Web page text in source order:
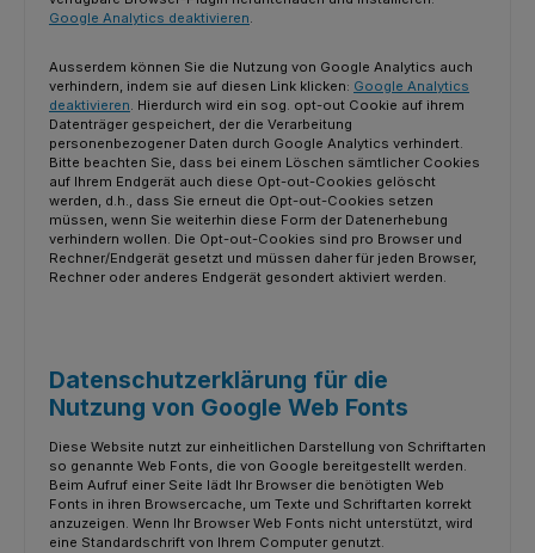
Google Analytics deaktivieren
Ausserdem können Sie die Nutzung von Google Analytics auch
verhindern, indem sie auf diesen Link klicken: Google Analytics
deaktivieren. Hierdurch wird ein sog. opt-out Cookie auf ihrem
Datenträger gespeichert, der die Verarbeitung
personenbezogener Daten durch Google Analytics verhindert.
Bitte beachten Sie, dass bei einem Löschen sämtlicher Cookies
auf Ihrem Endgerät auch diese Opt-out-Cookies gelöscht
werden, d.h., dass Sie erneut die Opt-out-Cookies setzen
müssen, wenn Sie weiterhin diese Form der Datenerhebung
verhindern wollen. Die Opt-out-Cookies sind pro Browser und
Rechner/Endgerät gesetzt und müssen daher für jeden Browser,
Rechner oder anderes Endgerät gesondert aktiviert werden.
Datenschutzerklärung für die
Nutzung von Google Web Fonts
Diese Website nutzt zur einheitlichen Darstellung von Schriftarten
so genannte Web Fonts, die von Google bereitgestellt werden.
Beim Aufruf einer Seite lädt Ihr Browser die benötigten Web
Fonts in ihren Browsercache, um Texte und Schriftarten korrekt
anzuzeigen. Wenn Ihr Browser Web Fonts nicht unterstützt, wird
eine Standardschrift von Ihrem Computer genutzt.